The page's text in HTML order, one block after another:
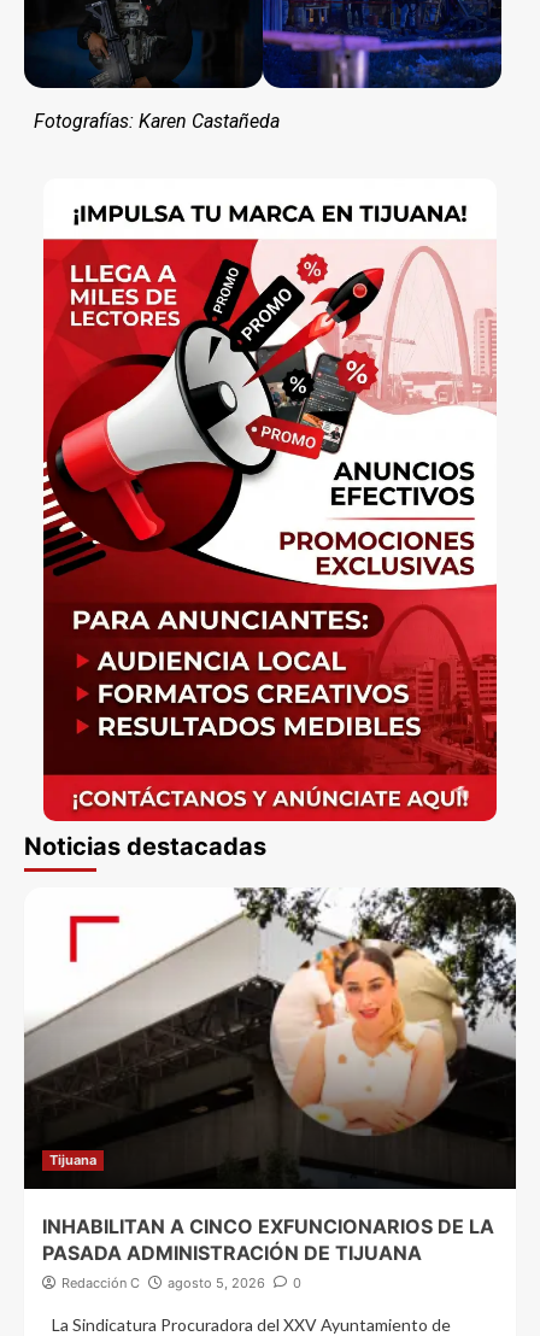
Fotografías: Karen Castañeda
Noticias destacadas
Tijuana
INHABILITAN A CINCO EXFUNCIONARIOS DE LA
PASADA ADMINISTRACIÓN DE TIJUANA
Redacción C agosto 5, 2026 0
La Sindicatura Procuradora del XXV Ayuntamiento de